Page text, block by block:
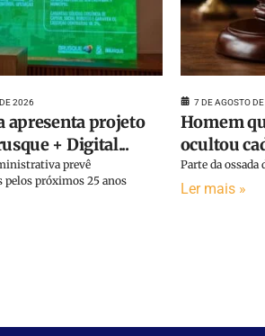
2026
apresenta projeto
+ Digital...
prevê
próximos 25 anos
7 DE AGOSTO
Homem
ocultou
Parte da
Ler mais »